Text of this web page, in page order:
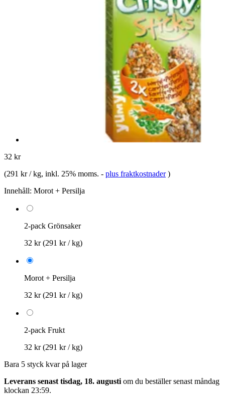
32 kr
(291 kr / kg, inkl. 25% moms. - plus fraktkostnader )
Innehåll: Morot + Persilja
2-pack Grönsaker
32 kr(291 kr / kg)
Morot + Persilja
32 kr(291 kr / kg)
2-pack Frukt
32 kr(291 kr / kg)
Bara 5 styck kvar på lager
Leverans senast tisdag, 18. augusti om du beställer senast måndag
klockan 23:59.